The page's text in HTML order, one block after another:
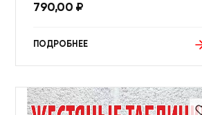
790,00 ₽
ПОДРОБНЕЕ